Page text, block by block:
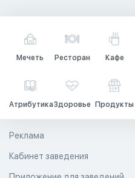
Мечеть Ресторан Кафе
АтрибутикаЗдоровье Продукты
Реклама
Кабинет заведения